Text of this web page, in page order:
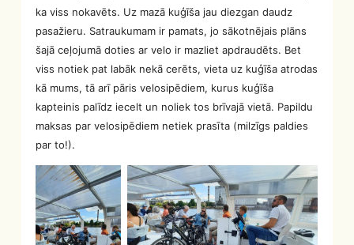
ka viss nokavēts. Uz mazā kuģīša jau diezgan daudz
pasažieru. Satraukumam ir pamats, jo sākotnējais plāns
šajā ceļojumā doties ar velo ir mazliet apdraudēts. Bet
viss notiek pat labāk nekā cerēts, vieta uz kuģīša atrodas
kā mums, tā arī pāris velosipēdiem, kurus kuģīša
kapteinis palīdz iecelt un noliek tos brīvajā vietā. Papildu
maksas par velosipēdiem netiek prasīta (milzīgs paldies
par to!).